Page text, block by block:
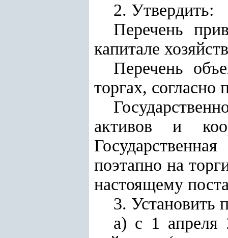
2. Утвердить:
Перечень
капитале
Перечень
торгах,
активов и
поэтапно на
настоящему
3. Установить
а) с 1 апреля